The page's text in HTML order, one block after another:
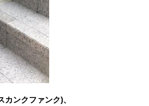
ンクファンク)、